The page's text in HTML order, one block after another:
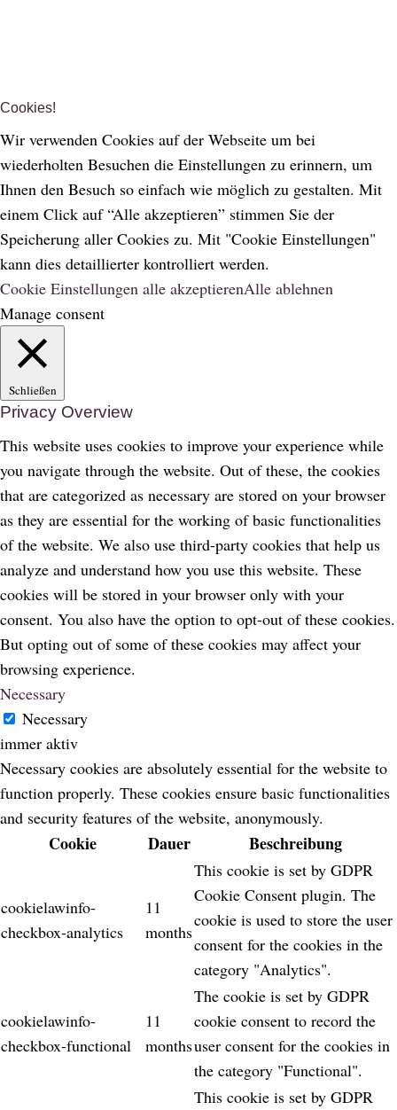
Cookies!
Wir verwenden Cookies auf der Webseite um bei
wiederholten Besuchen die Einstellungen zu erinnern, um
Ihnen den Besuch so einfach wie möglich zu gestalten. Mit
einem Click auf “Alle akzeptieren” stimmen Sie der
Speicherung aller Cookies zu. Mit "Cookie Einstellungen"
kann dies detaillierter kontrolliert werden.
Cookie Einstellungen alle akzeptierenAlle ablehnen
Manage consent
Schließen
Privacy Overview
This website uses cookies to improve your experience while
you navigate through the website. Out of these, the cookies
that are categorized as necessary are stored on your browser
as they are essential for the working of basic functionalities
of the website. We also use third-party cookies that help us
analyze and understand how you use this website. These
cookies will be stored in your browser only with your
consent. You also have the option to opt-out of these cookies.
But opting out of some of these cookies may affect your
browsing experience.
Necessary
Necessary
immer aktiv
Necessary cookies are absolutely essential for the website to
function properly. These cookies ensure basic functionalities
and security features of the website, anonymously.
Cookie Dauer Beschreibung
cookielawinfo-
checkbox-analytics
11
months
This cookie is set by GDPR
Cookie Consent plugin. The
cookie is used to store the user
consent for the cookies in the
category "Analytics".
cookielawinfo-
checkbox-functional
11
months
The cookie is set by GDPR
cookie consent to record the
user consent for the cookies in
the category "Functional".
This cookie is set by GDPR